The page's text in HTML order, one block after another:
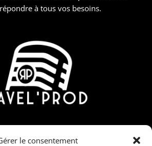
le consentement
à tous vos besoins.